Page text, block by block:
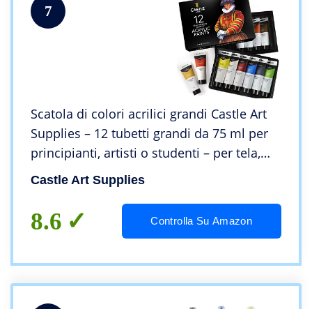
7
Scatola di colori acrilici grandi Castle Art
Supplies – 12 tubetti grandi da 75 ml per
principianti, artisti o studenti – per tela,
legno, ceramica, tessuto e nail art (12
tubetti da 75 ml)
Castle Art Supplies
8.6 Controlla Su Amazon